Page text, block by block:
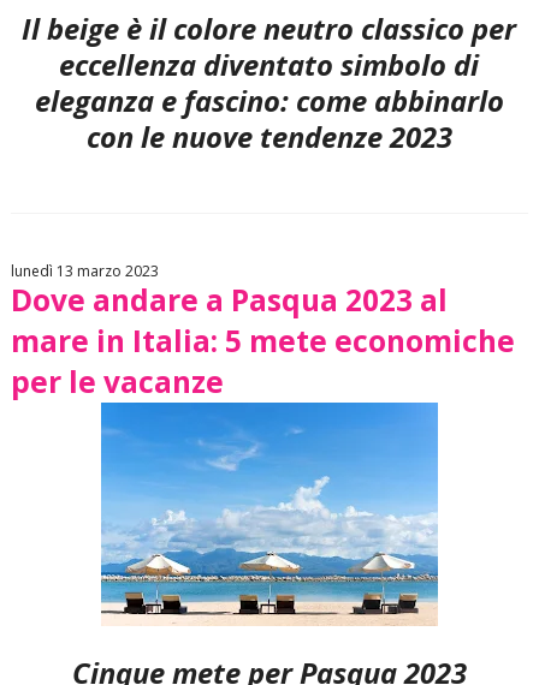
Il beige è il colore neutro classico per
eccellenza diventato simbolo di
eleganza e fascino: come abbinarlo
con le nuove tendenze 2023
lunedì 13 marzo 2023
Dove andare a Pasqua 2023 al
mare in Italia: 5 mete economiche
per le vacanze
Cinque mete per Pasqua 2023